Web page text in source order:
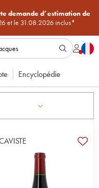
demande d’estimation de
et le 31.08.2026 inclus*
Encyclopédie